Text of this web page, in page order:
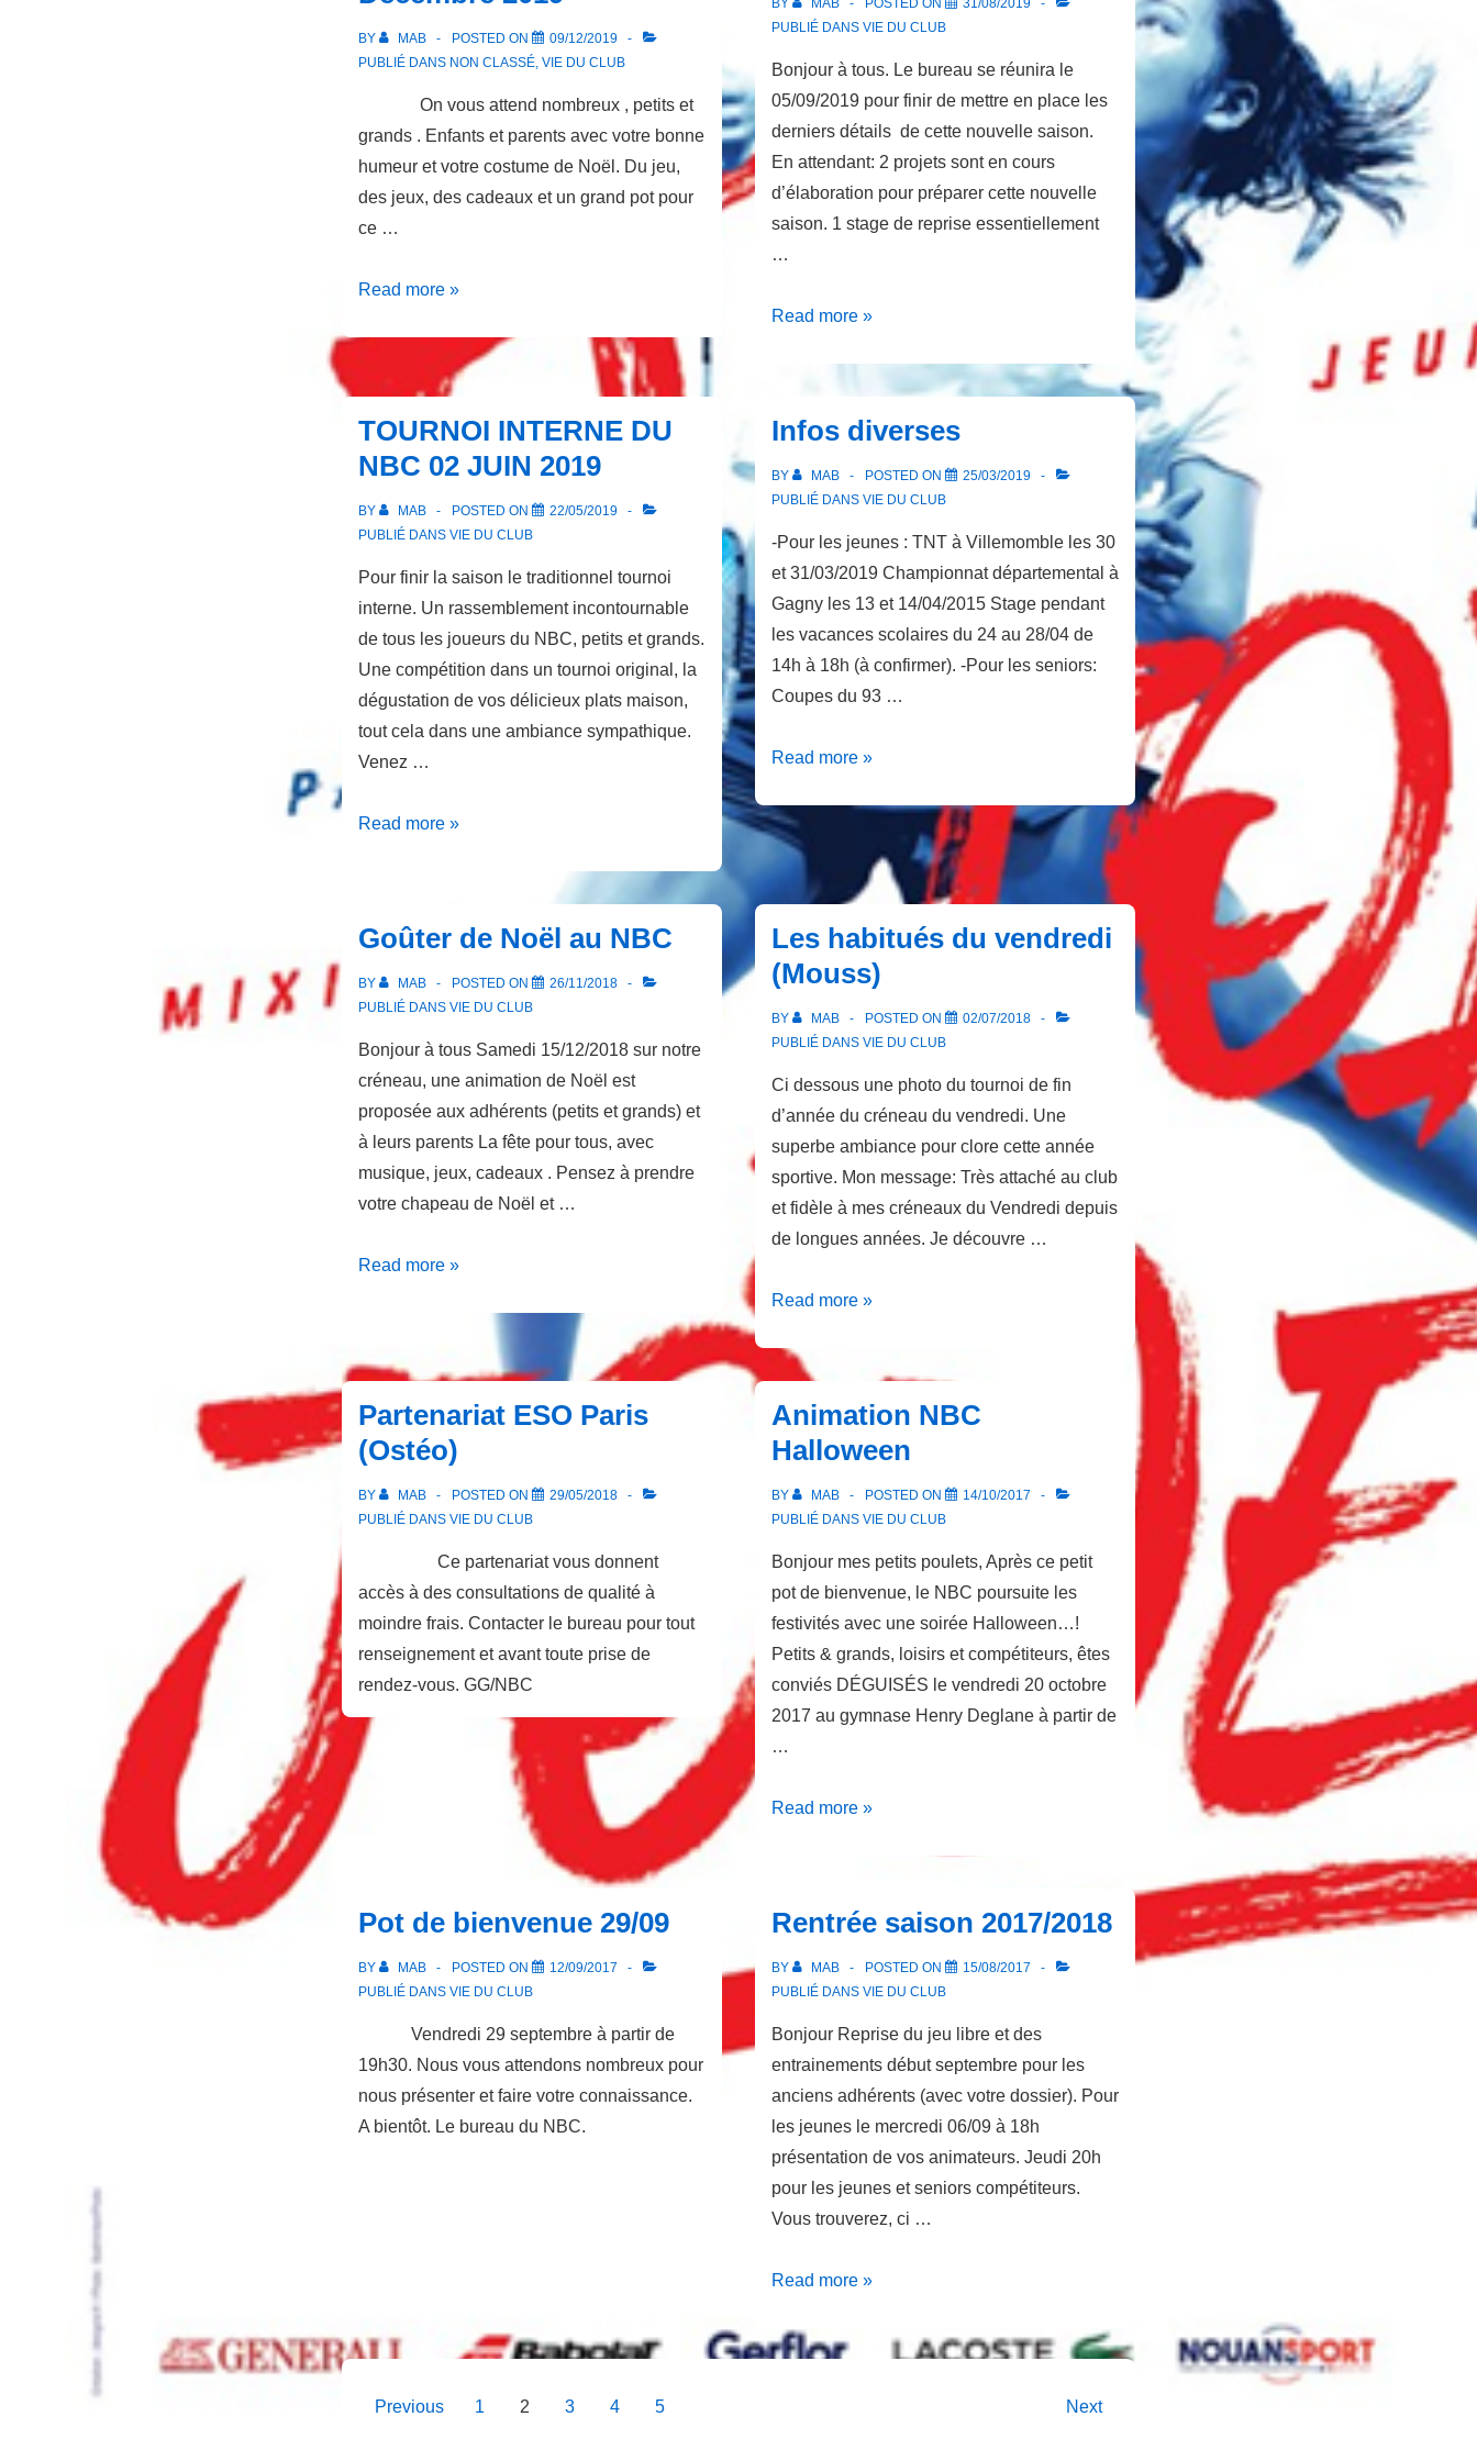
BY MAB POSTED ON
09/12/2019
PUBLIÉ DANS NON CLASSÉ, VIE DU CLUB
On vous attend nombreux , petits et
grands . Enfants et parents avec votre bonne
humeur et votre costume de Noël. Du jeu,
des jeux, des cadeaux et un grand pot pour
ce …
Noël
2019
Read more »
BY MAB POSTED ON
31/08/2019
PUBLIÉ DANS VIE DU CLUB
Bonjour à tous. Le bureau se réunira le
05/09/2019 pour finir de mettre en place les
derniers détails de cette nouvelle saison.
En attendant: 2 projets sont en cours
d’élaboration pour préparer cette nouvelle
saison. 1 stage de reprise essentiellement
…
Infos
Read more »
TOURNOI INTERNE DU
NBC 02 JUIN 2019
BY MAB POSTED ON
22/05/2019
PUBLIÉ DANS VIE DU CLUB
Pour finir la saison le traditionnel tournoi
interne. Un rassemblement incontournable
de tous les joueurs du NBC, petits et grands.
Une compétition dans un tournoi original, la
dégustation de vos délicieux plats maison,
tout cela dans une ambiance sympathique.
Venez …
TOURNOI
02
JUIN
2019
Read more »
Infos diverses
BY MAB POSTED ON
25/03/2019
PUBLIÉ DANS VIE DU CLUB
-Pour les jeunes : TNT à Villemomble les 30
et 31/03/2019 Championnat départemental à
Gagny les 13 et 14/04/2015 Stage pendant
les vacances scolaires du 24 au 28/04 de
14h à 18h (à confirmer). -Pour les seniors:
Coupes du 93 …
Infos
Read more »
Goûter de Noël au NBC
BY MAB POSTED ON
26/11/2018
PUBLIÉ DANS VIE DU CLUB
Bonjour à tous Samedi 15/12/2018 sur notre
créneau, une animation de Noël est
proposée aux adhérents (petits et grands) et
à leurs parents La fête pour tous, avec
musique, jeux, cadeaux . Pensez à prendre
votre chapeau de Noël et …
Goûter
NBC
Read more »
Les habitués du vendredi
(Mouss)
BY MAB POSTED ON
02/07/2018
PUBLIÉ DANS VIE DU CLUB
Ci dessous une photo du tournoi de fin
d’année du créneau du vendredi. Une
superbe ambiance pour clore cette année
sportive. Mon message: Très attaché au club
et fidèle à mes créneaux du Vendredi depuis
de longues années. Je découvre …
Les
du
(Mouss)
Read more »
Partenariat ESO Paris
(Ostéo)
BY MAB POSTED ON
29/05/2018
PUBLIÉ DANS VIE DU CLUB
Ce partenariat vous donnent
accès à des consultations de qualité à
moindre frais. Contacter le bureau pour tout
renseignement et avant toute prise de
rendez-vous. GG/NBC
Animation NBC
Halloween
BY MAB POSTED ON
14/10/2017
PUBLIÉ DANS VIE DU CLUB
Bonjour mes petits poulets, Après ce petit
pot de bienvenue, le NBC poursuite les
festivités avec une soirée Halloween…!
Petits & grands, loisirs et compétiteurs, êtes
conviés DÉGUISÉS le vendredi 20 octobre
2017 au gymnase Henry Deglane à partir de
…
Animation
Read more »
Pot de bienvenue 29/09
BY MAB POSTED ON
12/09/2017
PUBLIÉ DANS VIE DU CLUB
Vendredi 29 septembre à partir de
19h30. Nous vous attendons nombreux pour
nous présenter et faire votre connaissance.
A bientôt. Le bureau du NBC.
Rentrée saison 2017/2018
BY MAB POSTED ON
15/08/2017
PUBLIÉ DANS VIE DU CLUB
Bonjour Reprise du jeu libre et des
entrainements début septembre pour les
anciens adhérents (avec votre dossier). Pour
les jeunes le mercredi 06/09 à 18h
présentation de vos animateurs. Jeudi 20h
pour les jeunes et seniors compétiteurs.
Vous trouverez, ci …
Rentrée
2017/2018
Read more »
Pagination
Previous 1 2 3 4 5 Next